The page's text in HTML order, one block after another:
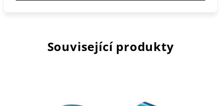
Související produkty